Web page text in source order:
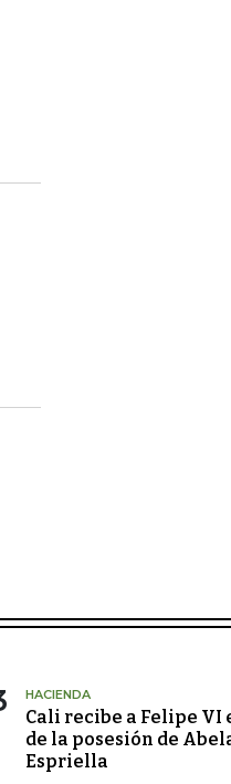
HACIENDA
Cali recibe a Felipe VI
de la posesión de
Espriella